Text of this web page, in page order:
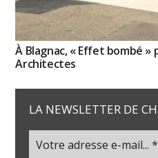
À Blagnac, « Effet bombé »
Architectes
LA NEWSLETTER DE